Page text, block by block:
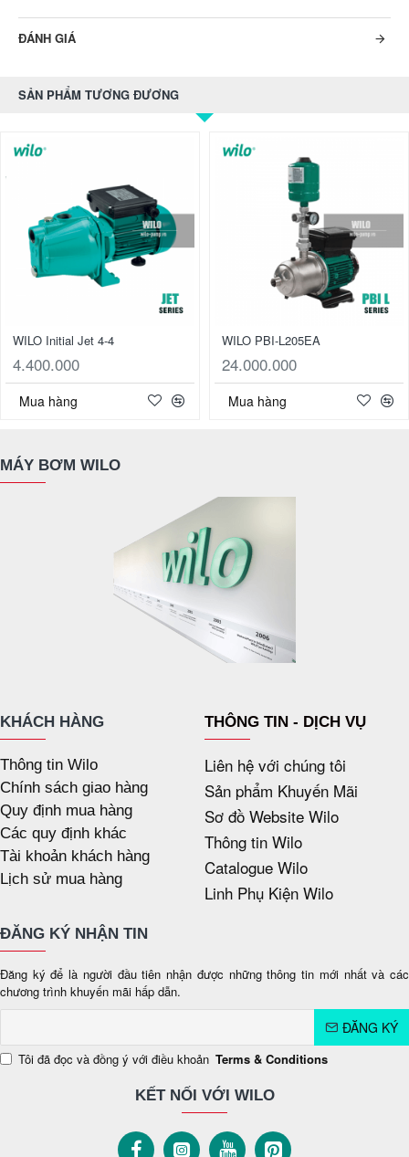
ĐÁNH GIÁ
SẢN PHẨM TƯƠNG ĐƯƠNG
WILO Initial Jet 4-4
4.400.000
Mua hàng
WILO PBI-L205EA
24.000.000
Mua hàng
MÁY BƠM WILO
KHÁCH HÀNG
Thông tin Wilo
Chính sách giao hàng
Quy định mua hàng
Các quy định khác
Tài khoản khách hàng
Lịch sử mua hàng
THÔNG TIN - DỊCH VỤ
Liên hệ với chúng tôi
Sản phẩm Khuyến Mãi
Sơ đồ Website Wilo
Thông tin Wilo
Catalogue Wilo
Linh Phụ Kiện Wilo
ĐĂNG KÝ NHẬN TIN
Đăng ký để là người đầu tiên nhận được những thông tin mới nhất và các
chương trình khuyến mãi hấp dẫn.
ĐĂNG KÝ
Tôi đã đọc và đồng ý với điều khoản Terms & Conditions
KẾT NỐI VỚI WILO